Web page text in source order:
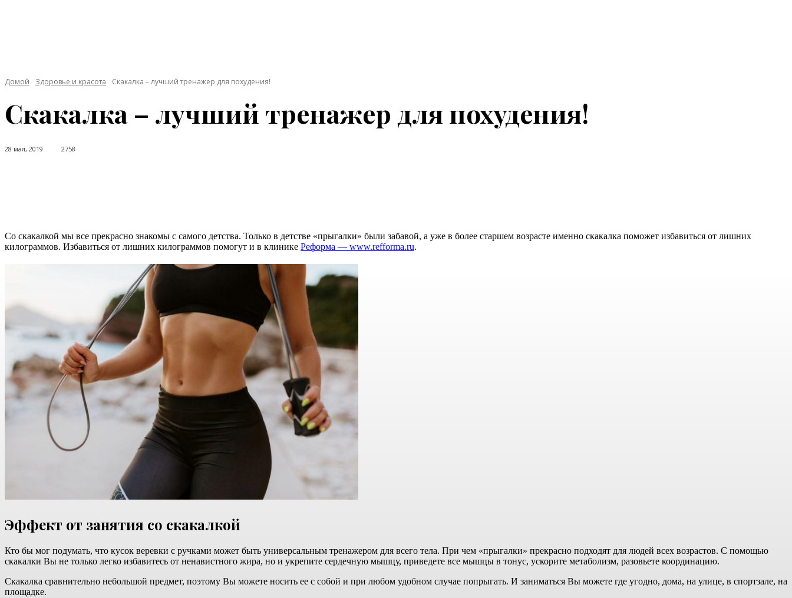
Домой Здоровье и красота Скакалка – лучший тренажер для похудения!
Скакалка – лучший тренажер для похудения!
28 мая, 2019 2758
Со скакалкой мы все прекрасно знакомы с самого детства. Только в детстве «прыгалки» были забавой, а уже в более старшем возрасте именно скакалка поможет избавиться от лишних
килограммов. Избавиться от лишних килограммов помогут и в клинике Реформа — www.refforma.ru.
Эффект от занятия со скакалкой
Кто бы мог подумать, что кусок веревки с ручками может быть универсальным тренажером для всего тела. При чем «прыгалки» прекрасно подходят для людей всех возрастов. С помощью
скакалки Вы не только легко избавитесь от ненавистного жира, но и укрепите сердечную мышцу, приведете все мышцы в тонус, ускорите метаболизм, разовьете координацию.
Скакалка сравнительно небольшой предмет, поэтому Вы можете носить ее с собой и при любом удобном случае попрыгать. И заниматься Вы можете где угодно, дома, на улице, в спортзале, на
площадке.